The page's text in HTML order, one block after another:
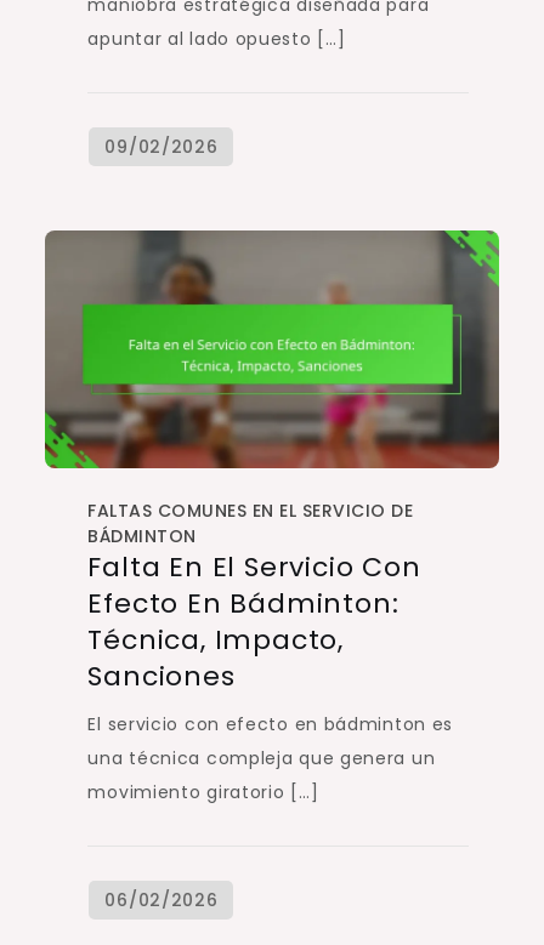
maniobra estratégica diseñada para
apuntar al lado opuesto […]
FALTAS COMUNES EN EL SERVICIO DE
BÁDMINTON
Falta En El Servicio Con
Efecto En Bádminton:
Técnica, Impacto,
Sanciones
El servicio con efecto en bádminton es
una técnica compleja que genera un
movimiento giratorio […]